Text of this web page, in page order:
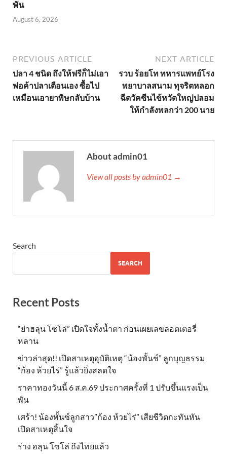
พัน
August 6, 2026
PREVIOUS ARTICLE
ปลา 4 ชนิด ถึงให้ฟรีก็ไม่เอา
พ่อค้าปลาเตือนเอง ซื้อไป
เหมือนเอายาพิษกลับบ้าน
NEXT ARTICLE
รวบ ร้อยโท ทหารแพทย์โรง
พยาบาลสนาม ทุจริตหลอก
ฉีดวัคซีนไข้หวัดใหญ่ปลอม
ให้กำลังพลกว่า 200 นาย
About admin01
View all posts by admin01 →
Search
SEARCH
Recent Posts
“ย่าฮลุน โซโล่” เปิดใจทั้งน้ำตา ก่อนเผยเลขลอตเตอรี่
หลาน
ข่าวล่าสุด!! เปิดสาเหตุอุบัติเหตุ “น้องพั้นช์” ลูกบุญธรรม
“ก้อง ห้วยไร่” รู้แล้วยิ่งสลดใจ
ราคาทองวันนี้ 6 ส.ค.69 ประกาศครั้งที่ 1 ปรับขึ้นแรงเป็น
พัน
เศร้า! น้องพั้นซ์ลูกสาว”ก้อง ห้วยไร่” เสียชีวิตกะทันหัน
เปิดสาเหตุสิ้นใจ
ร่าง ฮลุน โซโล่ ถึงไทยแล้ว